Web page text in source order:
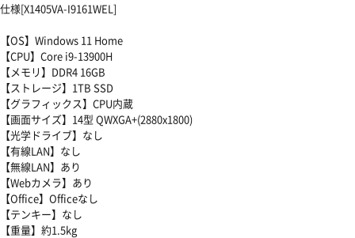
仕様[X1405VA-I9161WEL]
【OS】Windows 11 Home
【CPU】Core i9-13900H
【メモリ】DDR4 16GB
【ストレージ】1TB SSD
【グラフィックス】CPU内蔵
【画面サイズ】14型 QWXGA+(2880x1800)
【光学ドライブ】なし
【有線LAN】なし
【無線LAN】あり
【Webカメラ】あり
【Office】Officeなし
【テンキー】なし
【重量】約1.5kg